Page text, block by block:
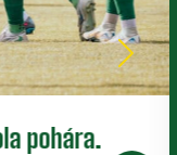
pohára.